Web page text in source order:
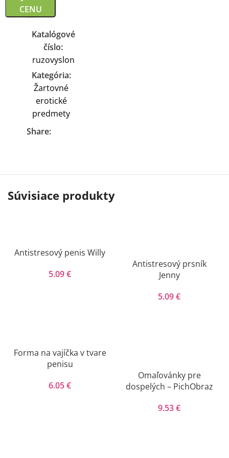
CENU
Katalógové
číslo:
ruzovyslon
Kategória:
Žartovné
erotické
predmety
Share:
Súvisiace produkty
Antistresový penis Willy
5.09€
Antistresový prsník
Jenny
5.09€
Forma na vajíčka v tvare
penisu
6.05€
Omaľovánky pre
dospelých – PichObraz
9.53€